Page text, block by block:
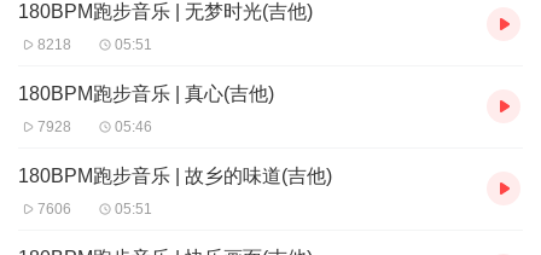
180BPM跑步音乐 | 无梦时光(吉他)
8218 05:51
180BPM跑步音乐 | 真心(吉他)
7928 05:46
180BPM跑步音乐 | 故乡的味道(吉他)
7606 05:51